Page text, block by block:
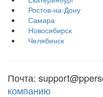
Ростов-на-Дону
Самара
Новосибирск
Челябинск
Почта:
компанию